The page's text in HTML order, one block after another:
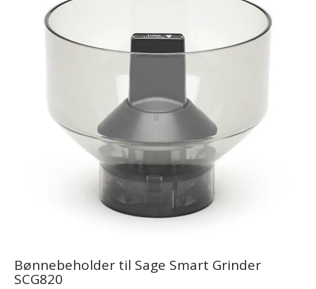
Bønnebeholder til Sage Smart Grinder
SCG820